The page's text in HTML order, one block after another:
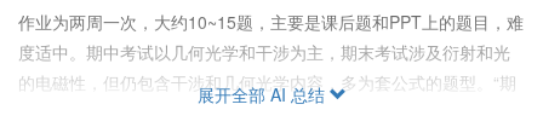
作业为两周一次，大约10~15题，主要是课后题和PPT上的题目，难
度适中。期中考试以几何光学和干涉为主，期末考试涉及衍射和光
的电磁性，但仍包含干涉和几何光学内容，多为套公式的题型。“期
展开全部 AI 总结